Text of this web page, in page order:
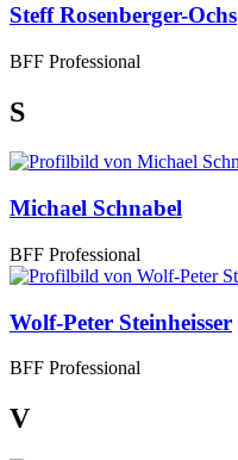
Steff Rosenberger-Ochs
BFF Professional
S
Michael Schnabel
BFF Professional
Wolf-Peter Steinheisser
BFF Professional
V